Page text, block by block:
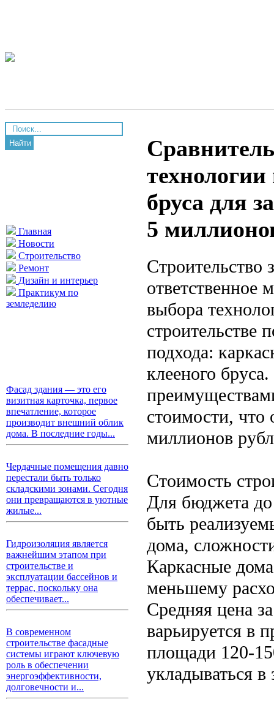
Найти
Главная
Новости
Строительство
Ремонт
Дизайн и интерьер
Практикум по
земледелию
Фасад здания — это его
визитная карточка, первое
впечатление, которое
производит внешний облик
дома. В последние годы...
Чердачные помещения давно
перестали быть только
складскими зонами. Сегодня
они превращаются в уютные
жилые...
Гидроизоляция является
важнейшим этапом при
строительстве и
эксплуатации бассейнов и
террас, поскольку она
обеспечивает...
В современном
строительстве фасадные
системы играют ключевую
роль в обеспечении
энергоэффективности,
долговечности и...
технологии
бруса для
5
Строительство
ответственное
выбора
строительстве
подхода:
клееного
стоимости, что
миллионов
Стоимость
Для бюджета до
быть
дома,
Каркасные
меньшему
Средняя цена
варьируется в
площади 120-
укладываться